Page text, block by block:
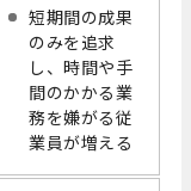
短期間の成果
のみを追求
し、時間や手
間のかかる業
務を嫌がる従
業員が増える